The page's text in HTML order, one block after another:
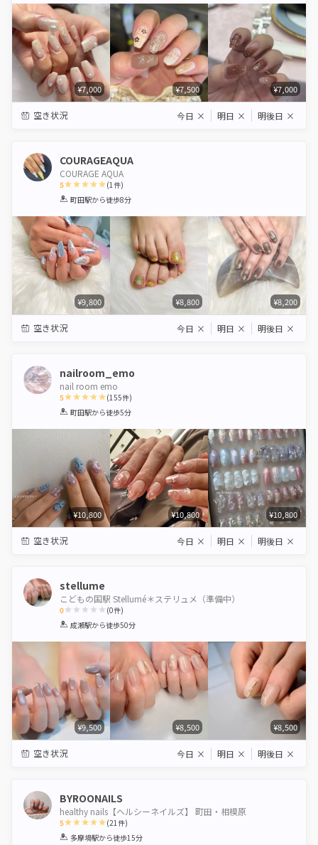
¥7,000 ¥7,500 ¥7,000
空き状況 今日 × 明日 × 明後日 ×
COURAGEAQUA
COURAGE AQUA
5
1 2 3 4 5
(1件)
町田駅から徒歩8分
¥9,800 ¥8,800 ¥8,200
空き状況 今日 × 明日 × 明後日 ×
nailroom_emo
nail room emo
5
1 2 3 4 5
(155件)
町田駅から徒歩5分
¥10,800 ¥10,800 ¥10,800
空き状況 今日 × 明日 × 明後日 ×
stellume
こどもの国駅 Stellumé＊ステリュメ（準備中）
0
1 2 3 4 5
(0件)
成瀬駅から徒歩50分
¥9,500 ¥8,500 ¥8,500
空き状況 今日 × 明日 × 明後日 ×
BYROONAILS
healthy nails【ヘルシーネイルズ】 町田・相模原
5
1 2 3 4 5
(21件)
多摩境駅から徒歩15分